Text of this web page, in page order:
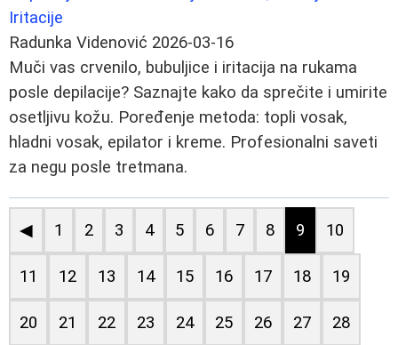
Iritacije
Radunka Videnović 2026-03-16
Muči vas crvenilo, bubuljice i iritacija na rukama
posle depilacije? Saznajte kako da sprečite i umirite
osetljivu kožu. Poređenje metoda: topli vosak,
hladni vosak, epilator i kreme. Profesionalni saveti
za negu posle tretmana.
◀ 1 2 3 4 5 6 7 8 9 10
11 12 13 14 15 16 17 18 19
20 21 22 23 24 25 26 27 28